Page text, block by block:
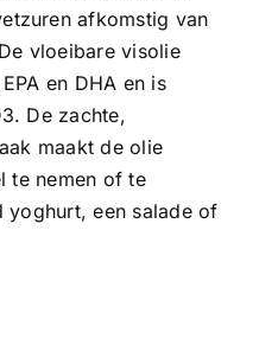
afkomstig van
vloeibare visolie
en DHA en is
De zachte,
maakt de olie
te nemen of te
een salade of